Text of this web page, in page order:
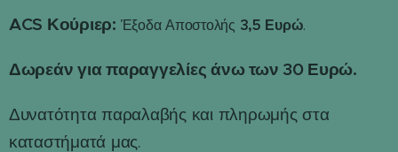
ACS Κούριερ: Έξοδα Αποστολής 3,5 Ευρώ.
Δωρεάν για παραγγελίες άνω των 30 Ευρώ.
Δυνατότητα παραλαβής και πληρωμής στα
καταστήματά μας.